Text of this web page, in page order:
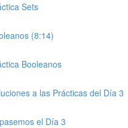
Sets
(8:14)
Booleanos
a las Prácticas del Día 3
el Día 3